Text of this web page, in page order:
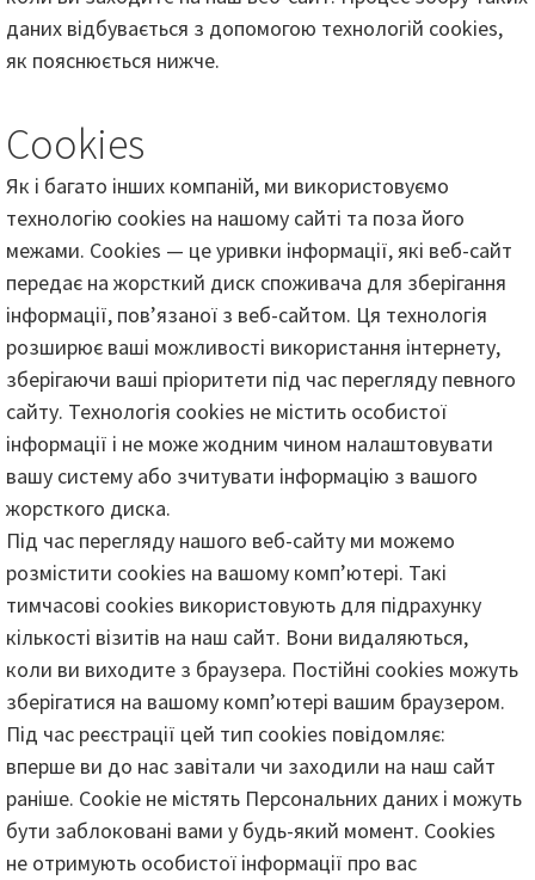
даних відбувається з допомогою технологій cookies,
як пояснюється нижче.
Cookies
Як і багато інших компаній, ми використовуємо
технологію cookies на нашому сайті та поза його
межами. Cookies — це уривки інформації, які веб-сайт
передає на жорсткий диск споживача для зберігання
інформації, пов’язаної з веб-сайтом. Ця технологія
розширює ваші можливості використання інтернету,
зберігаючи ваші пріоритети під час перегляду певного
сайту. Технологія cookies не містить особистої
інформації і не може жодним чином налаштовувати
вашу систему або зчитувати інформацію з вашого
жорсткого диска.
Під час перегляду нашого веб-сайту ми можемо
розмістити cookies на вашому комп’ютері. Такі
тимчасові cookies використовують для підрахунку
кількості візитів на наш сайт. Вони видаляються,
коли ви виходите з браузера. Постійні cookies можуть
зберігатися на вашому комп’ютері вашим браузером.
Під час реєстрації цей тип cookies повідомляє:
вперше ви до нас завітали чи заходили на наш сайт
раніше. Cookie не містять Персональних даних і можуть
бути заблоковані вами у будь-який момент. Сookies
не отримують особистої інформації про вас